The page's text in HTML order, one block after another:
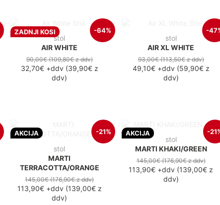
ZADNJI KOSI -64%
stol
AIR WHITE
90,00€(109,80€z ddv)
32,70€+ddv(39,90€z
ddv)
-
stol
AIR XL WHITE
93,00€(113,50€z ddv)
49,10€+ddv(59,90€z
ddv)
AKCIJA -21%
stol
MARTI
TERRACOTTA/ORANGE
145,00€(176,90€z ddv)
113,90€+ddv(139,00€z
ddv)
AKCIJA -
stol
MARTI KHAKI/GREEN
145,00€(176,90€z ddv)
113,90€ +ddv (139,00€ z
ddv)